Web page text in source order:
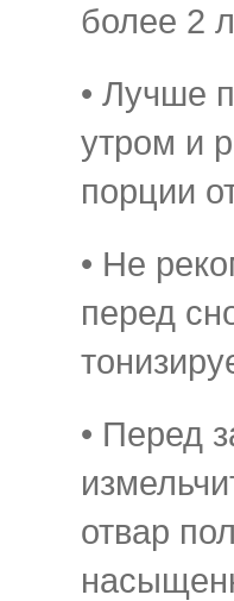
более 2
• Лучше
утром и
порции
• Не
перед
• Перед
отвар